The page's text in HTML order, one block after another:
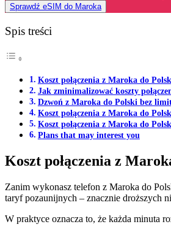
Sprawdź eSIM do Maroka
Spis treści
Koszt połączenia z Maroka do
Jak zminimalizować koszty
Dzwoń z Maroka do Polski bez
Koszt połączenia z Maroka do
Koszt połączenia z Maroka do
Plans that may interest you
Koszt połączenia z
Zanim wykonasz telefon z Maroka do
taryf pozaunijnych – znacznie droższych
W praktyce oznacza to, że każda minuta